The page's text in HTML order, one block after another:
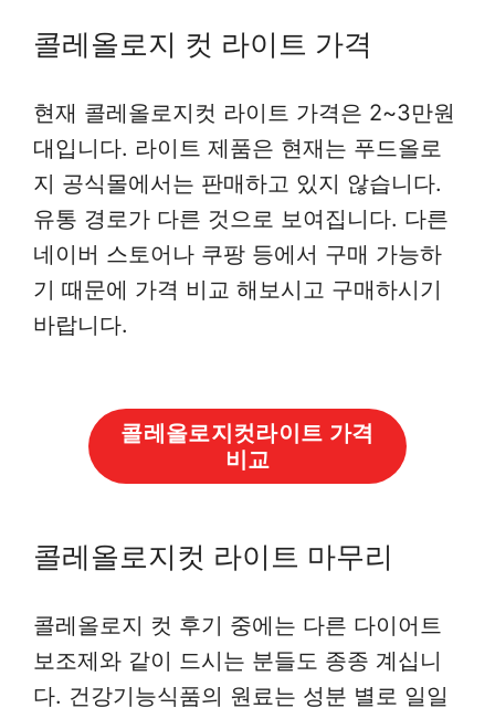
콜레올로지 컷 라이트 가격
현재 콜레올로지컷 라이트 가격은 2~3만원
대입니다. 라이트 제품은 현재는 푸드올로
지 공식몰에서는 판매하고 있지 않습니다.
유통 경로가 다른 것으로 보여집니다. 다른
네이버 스토어나 쿠팡 등에서 구매 가능하
기 때문에 가격 비교 해보시고 구매하시기
바랍니다.
콜레올로지컷라이트 가격
비교
콜레올로지컷 라이트 마무리
콜레올로지 컷 후기 중에는 다른 다이어트
보조제와 같이 드시는 분들도 종종 계십니
다. 건강기능식품의 원료는 성분 별로 일일